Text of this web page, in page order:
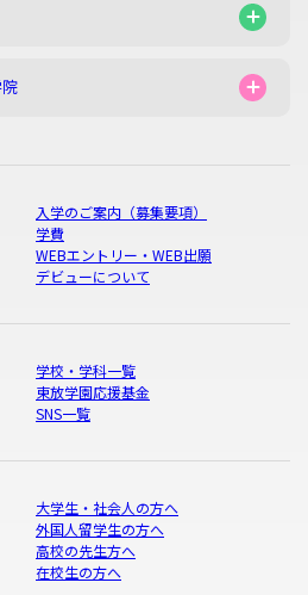
入学のご案内（募集要項）
学費
WEBエントリー・WEB出願
デビューについて
学校・学科一覧
東放学園応援基金
SNS一覧
大学生・社会人の方へ
外国人留学生の方へ
高校の先生方へ
在校生の方へ